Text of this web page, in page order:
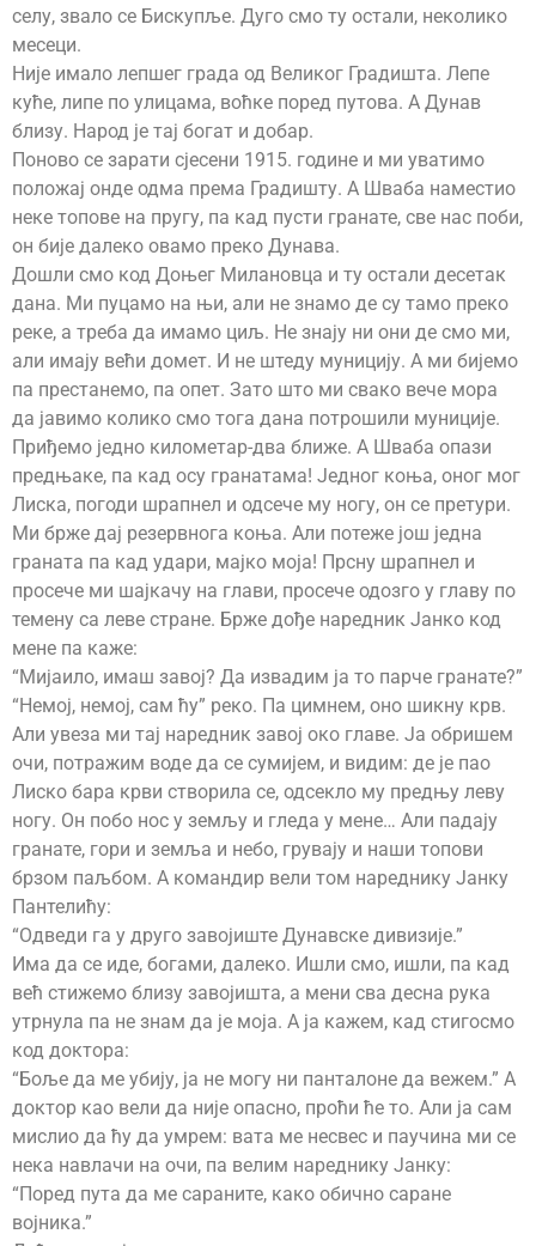
селу, звало се Бискупље. Дуго смо ту остали, неколико
месеци.
Није имало лепшег града од Великог Градишта. Лепе
куће, липе по улицама, воћке поред путова. А Дунав
близу. Народ је тај богат и добар.
Поново се зарати сјесени 1915. године и ми уватимо
положај онде одма према Градишту. А Шваба наместио
неке топове на пругу, па кад пусти гранате, све нас поби,
он бије далеко овамо преко Дунава.
Дошли смо код Доњег Милановца и ту остали десетак
дана. Ми пуцамо на њи, али не знамо де су тамо преко
реке, а треба да имамо циљ. Не знају ни они де смо ми,
али имају већи домет. И не штеду муницију. А ми бијемо
па престанемо, па опет. Зато што ми свако вече мора
да јавимо колико смо тога дана потрошили муниције.
Приђемо једно километар-два ближе. А Шваба опази
предњаке, па кад осу гранатама! Једног коња, оног мог
Лиска, погоди шрапнел и одсече му ногу, он се претури.
Ми брже дај резервнога коња. Али потеже још једна
граната па кад удари, мајко моја! Прсну шрапнел и
просече ми шајкачу на глави, просече одозго у главу по
темену са леве стране. Брже дође наредник Јанко код
мене па каже:
“Мијаило, имаш завој? Да извадим ја то парче гранате?”
“Немој, немој, сам ћу” реко. Па цимнем, оно шикну крв.
Али увеза ми тај наредник завој око главе. Ја обришем
очи, потражим воде да се сумијем, и видим: де је пао
Лиско бара крви створила се, одсекло му предњу леву
ногу. Он побо нос у земљу и гледа у мене… Али падају
гранате, гори и земља и небо, грувају и наши топови
брзом паљбом. А командир вели том нареднику Јанку
Пантелићу:
“Одведи га у друго завојиште Дунавске дивизије.”
Има да се иде, богами, далеко. Ишли смо, ишли, па кад
већ стижемо близу завојишта, а мени сва десна рука
утрнула па не знам да је моја. А ја кажем, кад стигосмо
код доктора:
“Боље да ме убију, ја не могу ни панталоне да вежем.” А
доктор као вели да није опасно, проћи ће то. Али ја сам
мислио да ћу да умрем: вата ме несвес и паучина ми се
нека навлачи на очи, па велим нареднику Јанку:
“Поред пута да ме сараните, како обично саране
војника.”